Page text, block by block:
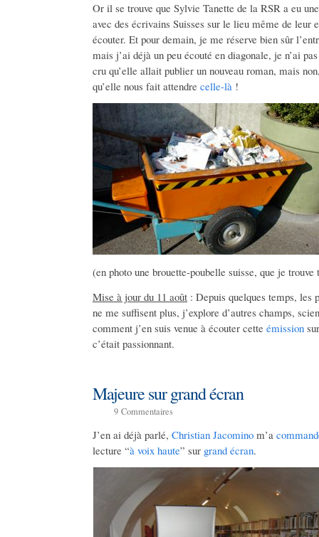
Or il se trouve que Sylvie Tanette de la RSR a eu
avec des écrivains Suisses sur le lieu même de leur
écouter. Et pour demain, je me réserve bien sûr
mais j’ai déjà un peu écouté en diagonale, je n’ai
cru qu’elle allait publier un nouveau roman, mais
qu’elle nous fait attendre celle-là !
(en photo une brouette-poubelle suisse, que je
Mise à jour du 11 août : Depuis quelques temps, les
ne me suffisent plus, j’explore d’autres champs,
comment j’en suis venue à écouter cette émission
c’était passionnant.
Majeure sur grand écran
9 Commentaires
J’en ai déjà parlé, Christian Jacomino m’a
lecture “à voix haute” sur grand écran.